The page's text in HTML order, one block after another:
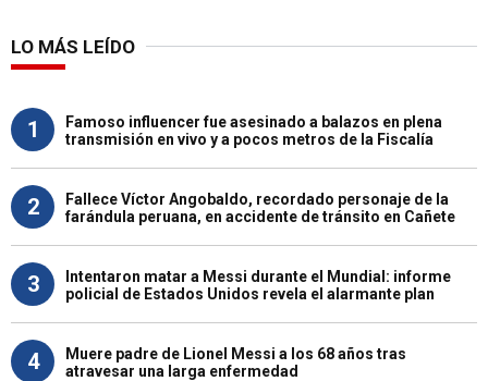
LO MÁS LEÍDO
1
Famoso influencer fue asesinado a balazos en plena
transmisión en vivo y a pocos metros de la Fiscalía
2
Fallece Víctor Angobaldo, recordado personaje de la
farándula peruana, en accidente de tránsito en Cañete
3
Intentaron matar a Messi durante el Mundial: informe
policial de Estados Unidos revela el alarmante plan
4
Muere padre de Lionel Messi a los 68 años tras
atravesar una larga enfermedad